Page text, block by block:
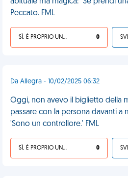
Peccato. FML
SÌ, È PROPRIO UNA VDM! 0
Da Allegra - 10/02/2025 06:32
Oggi, non avevo il biglietto della
passare con la persona davanti a
'Sono un controllore.' FML
SÌ, È PROPRIO UNA VDM! 0